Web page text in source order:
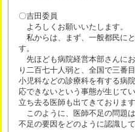
〇吉田委員
よろしくお願いいたします。
私からは、まず、一般都民に
す。
先ほども病院経営本部さんに
り二百七十人弱と、全国で三番
小児科などの診療科を有する病
応できないという事態が生じて
立ち去る医師も出てきておりま
このように、医師不足の問題
不足の要因をどのように認識し